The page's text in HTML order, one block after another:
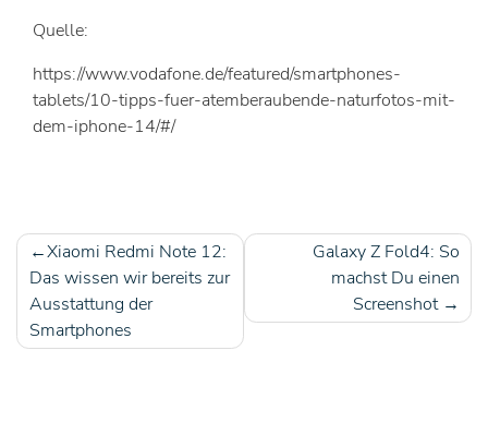
Quelle:
https://www.vodafone.de/featured/smartphones-
tablets/10-tipps-fuer-atemberaubende-naturfotos-mit-
dem-iphone-14/#/
Beitragsnavigation
Xiaomi Redmi Note 12:
Das wissen wir bereits zur
Ausstattung der
Smartphones
Galaxy Z Fold4: So
machst Du einen
Screenshot